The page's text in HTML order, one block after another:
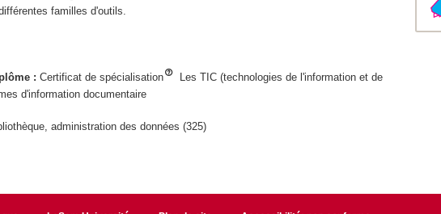
familles d'outils.
:Certificat de spécialisation
Les TIC (technologies de l'information et de
d'information documentaire
administration des données (325)